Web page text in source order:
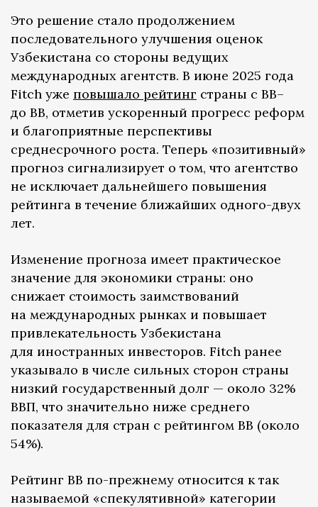
Это решение стало продолжением
последовательного улучшения оценок
Узбекистана со стороны ведущих
международных агентств. В июне 2025 года
Fitch уже повышало рейтинг страны с BB–
до BB, отметив ускоренный прогресс реформ
и благоприятные перспективы
среднесрочного роста. Теперь «позитивный»
прогноз сигнализирует о том, что агентство
не исключает дальнейшего повышения
рейтинга в течение ближайших одного-двух
лет.
Изменение прогноза имеет практическое
значение для экономики страны: оно
снижает стоимость заимствований
на международных рынках и повышает
привлекательность Узбекистана
для иностранных инвесторов. Fitch ранее
указывало в числе сильных сторон страны
низкий государственный долг — около 32%
ВВП, что значительно ниже среднего
показателя для стран с рейтингом BB (около
54%).
Рейтинг BB по-прежнему относится к так
называемой «спекулятивной» категории